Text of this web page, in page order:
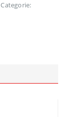
Categorie: